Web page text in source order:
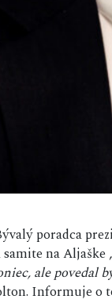
poradca
na Aljaške
ale povedal
Informuje o